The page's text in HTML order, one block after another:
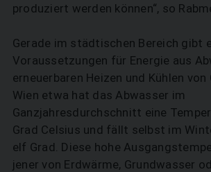
produziert werden können“, so
Gerade im städtischen Bereich gibt
Voraussetzungen für Energie aus
erneuerbaren Heizen und Kühlen von
Wien etwa hat das Abwasser im
Ganzjahresdurchschnitt eine
Grad Celsius und fällt selbst im
elf Grad. Diese hohe
jener von Erdwärme, Grundwasser